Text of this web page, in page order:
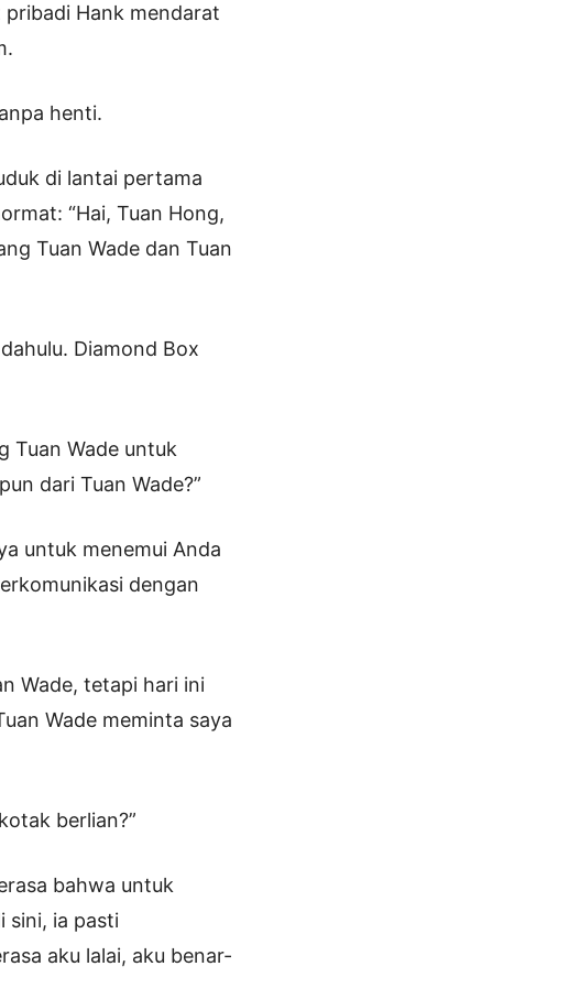
Hank mendarat
henti.
di lantai pertama
“Hai, Tuan Hong,
Tuan Wade dan Tuan
Diamond Box
Tuan Wade untuk
dari Tuan Wade?”
untuk menemui Anda
dengan
Wade, tetapi hari ini
Wade meminta saya
berlian?”
bahwa untuk
sini, ia pasti
aku lalai, aku benar-